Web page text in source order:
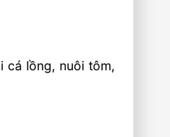
cá lồng, nuôi tôm,